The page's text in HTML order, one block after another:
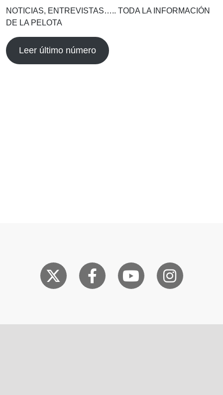
NOTICIAS, ENTREVISTAS….. TODA LA INFORMACIÓN
DE LA PELOTA
Leer último número